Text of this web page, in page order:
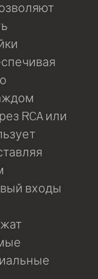
RCA или
входы